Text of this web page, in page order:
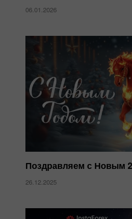
06.01.2026
Поздравляем с Новым
26.12.2025